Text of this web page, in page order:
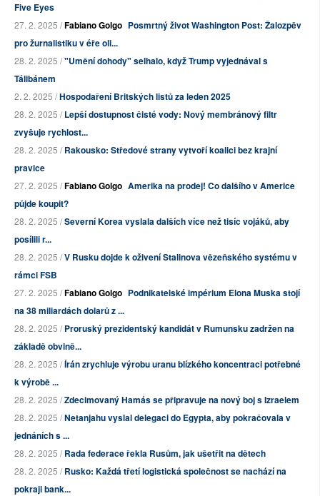
Five Eyes
27. 2. 2025 /Fabiano Golgo Posmrtný život Washington Post: Žalozpěv
pro žurnalistiku v éře oli...
28. 2. 2025 /"Umění dohody" selhalo, když Trump vyjednával s
Tálibánem
2. 2. 2025 /Hospodaření Britských listů za leden 2025
28. 2. 2025 /Lepší dostupnost čisté vody: Nový membránový filtr
zvyšuje rychlost...
28. 2. 2025 /Rakousko: Středové strany vytvoří koalici bez krajní
pravice
27. 2. 2025 /Fabiano Golgo Amerika na prodej! Co dalšího v Americe
půjde koupit?
28. 2. 2025 /Severní Korea vyslala dalších více než tisíc vojáků, aby
posílili r...
28. 2. 2025 /V Rusku dojde k oživení Stalinova vězeňského systému v
rámci FSB
27. 2. 2025 /Fabiano Golgo Podnikatelské impérium Elona Muska stojí
na 38 miliardách dolarů z ...
28. 2. 2025 /Proruský prezidentský kandidát v Rumunsku zadržen na
základě obvině...
28. 2. 2025 /Írán zrychluje výrobu uranu blízkého koncentraci potřebné
k výrobě ...
28. 2. 2025 /Zdecimovaný Hamás se připravuje na nový boj s Izraelem
28. 2. 2025 /Netanjahu vyslal delegaci do Egypta, aby pokračovala v
jednáních s ...
28. 2. 2025 /Rada federace řekla Rusům, jak ušetřit na dětech
28. 2. 2025 /Rusko: Každá třetí logistická společnost se nachází na
pokraji bank...